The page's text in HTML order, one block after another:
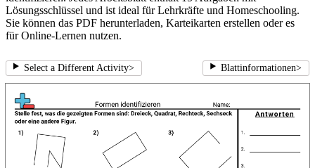
Lösungsschlüssel und ist ideal für Lehrkräfte und Homeschooling.
Sie können das PDF herunterladen, Karteikarten erstellen oder es
für Online-Lernen nutzen.
Select a Different Activity> Blattinformationen>